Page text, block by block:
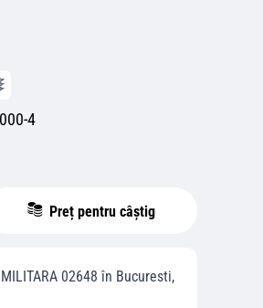
4
Preț pentru câștig
02648 în Bucuresti,